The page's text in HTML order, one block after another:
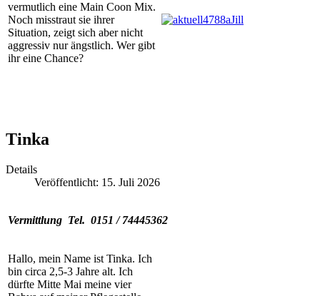
vermutlich eine Main Coon Mix.
Noch misstraut sie ihrer
Situation, zeigt sich aber nicht
aggressiv nur ängstlich. Wer gibt
ihr eine Chance?
Tinka
Details
Veröffentlicht: 15. Juli 2026
Vermittlung Tel. 0151 / 74445362
Hallo, mein Name ist Tinka. Ich
bin circa 2,5-3 Jahre alt. Ich
dürfte Mitte Mai meine vier